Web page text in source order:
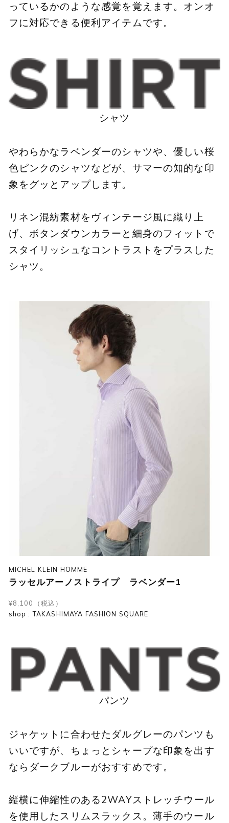
っているかのような感覚を覚えます。オンオ
フに対応できる便利アイテムです。
シャツ
やわらかなラベンダーのシャツや、優しい桜
色ピンクのシャツなどが、サマーの知的な印
象をグッとアップします。
リネン混紡素材をヴィンテージ風に織り上
げ、ボタンダウンカラーと細身のフィットで
スタイリッシュなコントラストをプラスした
シャツ。
MICHEL KLEIN HOMME
ラッセルアーノストライプ ラベンダー1
¥8,100（税込）
shop : TAKASHIMAYA FASHION SQUARE
パンツ
ジャケットに合わせたダルグレーのパンツも
いいですが、ちょっとシャープな印象を出す
ならダークブルーがおすすめです。
縦横に伸縮性のある2WAYストレッチウール
を使用したスリムスラックス。薄手のウール